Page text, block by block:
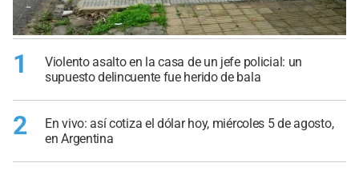
1
Violento asalto en la casa de un jefe policial: un
supuesto delincuente fue herido de bala
2
En vivo: así cotiza el dólar hoy, miércoles 5 de agosto,
en Argentina